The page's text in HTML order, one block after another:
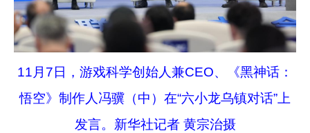
11月7日，游戏科学创始人兼CEO、《黑神话：
悟空》制作人冯骥（中）在“六小龙乌镇对话”上
发言。新华社记者 黄宗治摄